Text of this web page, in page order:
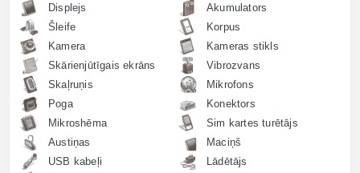
Displejs
Akumulators
Šleife
Korpus
Kamera
Kameras stikls
Skārienjūtīgais ekrāns
Vibrozvans
Skaļruņis
Mikrofons
Poga
Konektors
Mikroshēma
Sim kartes turētājs
Austiņas
Maciņš
USB kabeļi
Lādētājs